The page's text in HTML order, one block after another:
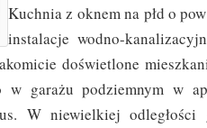
Kuchnia z oknem na płd o
instalacje wodno-
doświetlone
w garażu podziemnym w
W niewielkiej odległości